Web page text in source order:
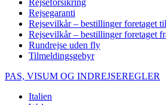
Rejsegaranti
Rejsevilkår – bestillinger foretaget
Rejsevilkår – bestillinger foretaget
Rundrejse uden fly
Tilmeldingsgebyr
PAS, VISUM OG INDREJSEREGLER
Italien